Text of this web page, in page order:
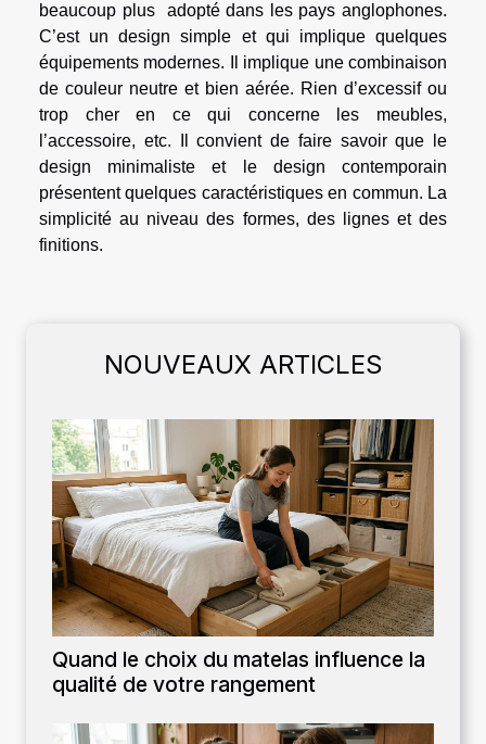
beaucoup plus adopté dans les pays anglophones.
C’est un design simple et qui implique quelques
équipements modernes. Il implique une combinaison
de couleur neutre et bien aérée. Rien d’excessif ou
trop cher en ce qui concerne les meubles,
l’accessoire, etc. Il convient de faire savoir que le
design minimaliste et le design contemporain
présentent quelques caractéristiques en commun. La
simplicité au niveau des formes, des lignes et des
finitions.
NOUVEAUX ARTICLES
Quand le choix du matelas influence la
qualité de votre rangement